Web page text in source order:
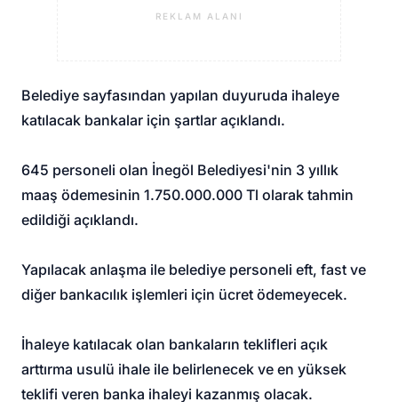
REKLAM ALANI
Belediye sayfasından yapılan duyuruda ihaleye
katılacak bankalar için şartlar açıklandı.
645 personeli olan İnegöl Belediyesi'nin 3 yıllık
maaş ödemesinin 1.750.000.000 Tl olarak tahmin
edildiği açıklandı.
Yapılacak anlaşma ile belediye personeli eft, fast ve
diğer bankacılık işlemleri için ücret ödemeyecek.
İhaleye katılacak olan bankaların teklifleri açık
arttırma usulü ihale ile belirlenecek ve en yüksek
teklifi veren banka ihaleyi kazanmış olacak.